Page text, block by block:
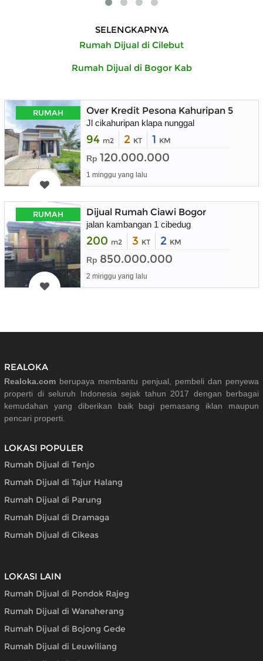
SELENGKAPNYA
Rumah Dijual di Cilebut
Rumah Dijual di Bogor Kab
RUMAH Over Kredit Pesona Kahuripan 5
Jl cikahuripan klapa nunggal
94 m2 2 KT 1 KM
Rp 120.000.000
1 minggu yang lalu
RUMAH Dijual Rumah Ciawi Bogor
jalan kambangan 1 cibedug
200 m2 3 KT 2 KM
Rp 850.000.000
2 minggu yang lalu
REALOKA
Realoka.com berupaya membantu penjual, pembeli dan penyewa
properti di seluruh Indonesia sejak tahun 2017 dengan berbagai
kemudahan yang diberikan baik bagi pemasang iklan maupun
pencari properti.
LOKASI POPULER
Rumah Dijual di Tenjo
Rumah Dijual di Tajur Halang
Rumah Dijual di Parung
Rumah Dijual di Dramaga
Rumah Dijual di Cikeas
LOKASI LAIN
Rumah Dijual di Pondok Rajeg
Rumah Dijual di Wanaherang
Rumah Dijual di Bojong Gede
Rumah Dijual di Leuwiliang